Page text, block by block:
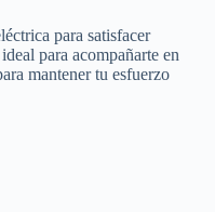
para satisfacer
para acompañarte en
mantener tu esfuerzo